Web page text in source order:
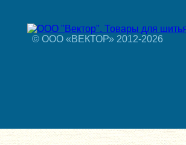
© ООО «ВЕКТОР» 2012-2026